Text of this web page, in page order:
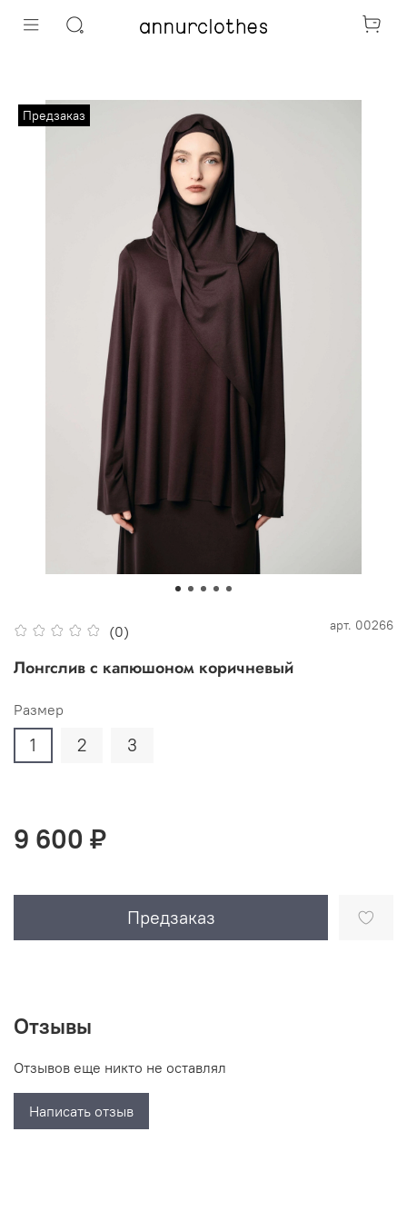
Предзаказ
(0) арт. 00266
Лонгслив с капюшоном коричневый
Размер
1 2 3
9 600 ₽
Предзаказ
Отзывы
Отзывов еще никто не оставлял
Написать отзыв